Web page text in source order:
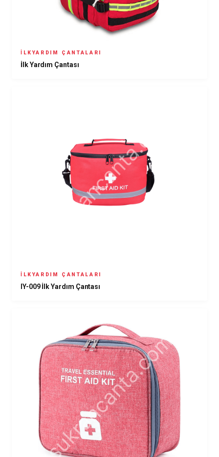
İLKYARDIM ÇANTALARI
İlk Yardım Çantası
İLKYARDIM ÇANTALARI
IY-009 İlk Yardım Çantası